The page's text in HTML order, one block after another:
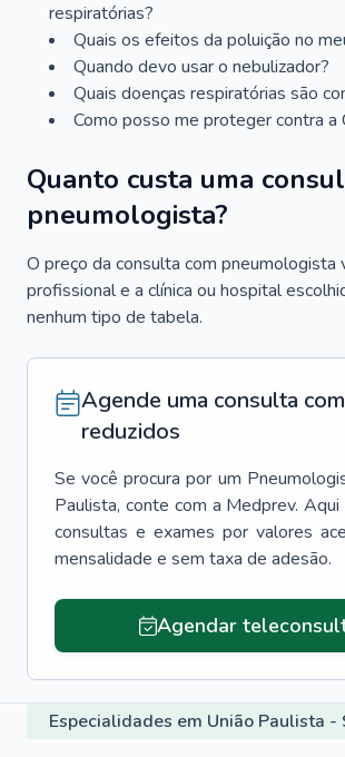
respiratórias?
Quais os efeitos da poluição no
Quando devo usar o nebulizador?
Quais doenças respiratórias são
Como posso me proteger contra a
Quanto custa uma
pneumologista?
O preço da consulta com pneumologista
profissional e a clínica ou hospital
nenhum tipo de tabela.
Agende uma consulta
reduzidos
Se você procura por um
Paulista, conte com a Medprev. Aqui
consultas e exames por valores
mensalidade e sem taxa de adesão.
Agendar
Especialidades em União Paulista -